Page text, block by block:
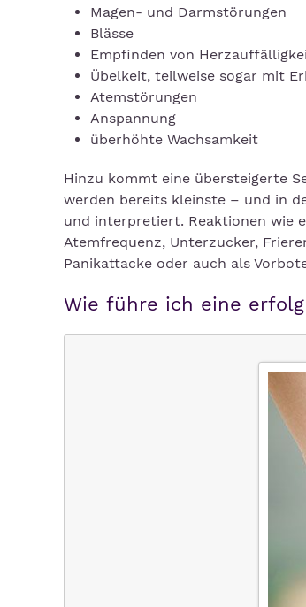
Magen- und Darmstörungen
Blässe
Empfinden von
Übelkeit, teilweise sogar mit
Atemstörungen
Anspannung
überhöhte Wachsamkeit
Hinzu kommt eine übersteigerte
werden bereits kleinste – und in
und interpretiert. Reaktionen wie
Atemfrequenz, Unterzucker,
Panikattacke oder auch als
Wie führe ich eine